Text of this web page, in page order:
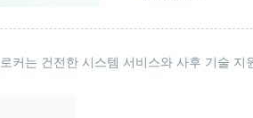
커는 건전한 시스템 서비스와 사후 기술